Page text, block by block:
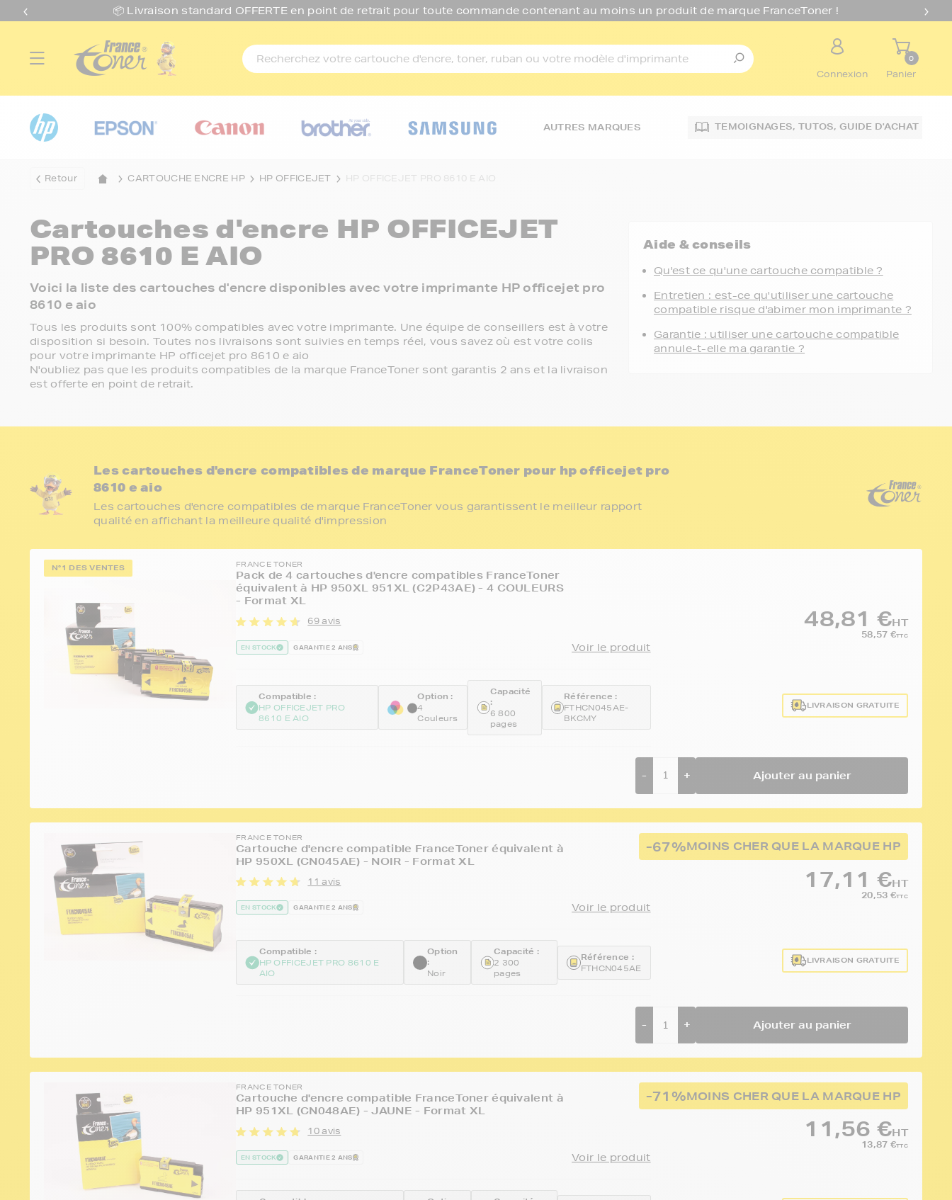
📦 Livraison standard OFFERTE en point de retrait pour toute commande contenant au moins un produit de marque FranceToner !
Connexion
0
Panier
AUTRES MARQUES TEMOIGNAGES, TUTOS,GUIDE D'ACHAT
Retour CARTOUCHE ENCRE HP HP OFFICEJET HP OFFICEJET PRO 8610 E AIO
Cartouches d'encre HP OFFICEJET
PRO 8610 E AIO
Voici la liste des cartouches d'encre disponibles avec votre imprimante HP officejet pro
8610 e aio
Tous les produits sont 100% compatibles avec votre imprimante. Une équipe de conseillers est à votre
disposition si besoin. Toutes nos livraisons sont suivies en temps réel, vous savez où est votre colis
pour votre imprimante HP officejet pro 8610 e aio
N'oubliez pas que les produits compatibles de la marque FranceToner sont garantis 2 ans et la livraison
est offerte en point de retrait.
Aide & conseils
Qu'est ce qu'une cartouche compatible ?
Entretien : est-ce qu'utiliser une cartouche
compatible risque d'abimer mon imprimante ?
Garantie : utiliser une cartouche compatible
annule-t-elle ma garantie ?
Les cartouches d'encre compatibles de marque FranceToner pour hp officejet pro
8610 e aio
Les cartouches d'encre compatibles de marque FranceToner vous garantissent le meilleur rapport
qualité en affichant la meilleure qualité d'impression
N°1 DES VENTES FRANCE TONER
Pack de 4 cartouches d'encre compatibles FranceToner
équivalent à HP 950XL 951XL (C2P43AE) - 4 COULEURS
- Format XL
69 avis
EN STOCK GARANTIE 2 ANS Voir le produit
Compatible :
HP OFFICEJET PRO
8610 E AIO
Option :
4
Couleurs
Capacité
:
6 800
pages
Référence :
FTHCN045AE-
BKCMY
48,81 €HT
58,57 €TTC
LIVRAISON GRATUITE
- + Ajouter au panier
-67%MOINS CHER QUE LA MARQUE HP
FRANCE TONER
Cartouche d'encre compatible FranceToner équivalent à
HP 950XL (CN045AE) - NOIR - Format XL
11 avis
EN STOCK GARANTIE 2 ANS Voir le produit
Compatible :
HP OFFICEJET PRO 8610 E
AIO
Option
:
Noir
Capacité :
2 300
pages
Référence :
FTHCN045AE
17,11 €HT
20,53 €TTC
LIVRAISON GRATUITE
- + Ajouter au panier
-71%MOINS CHER QUE LA MARQUE HP
FRANCE TONER
Cartouche d'encre compatible FranceToner équivalent à
HP 951XL (CN048AE) - JAUNE - Format XL
10 avis
EN STOCK GARANTIE 2 ANS Voir le produit
11,56 €HT
13,87 €TTC